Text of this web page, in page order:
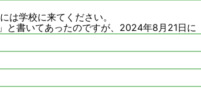
は学校に来てください。
書いてあったのですが、2024年8月21日に